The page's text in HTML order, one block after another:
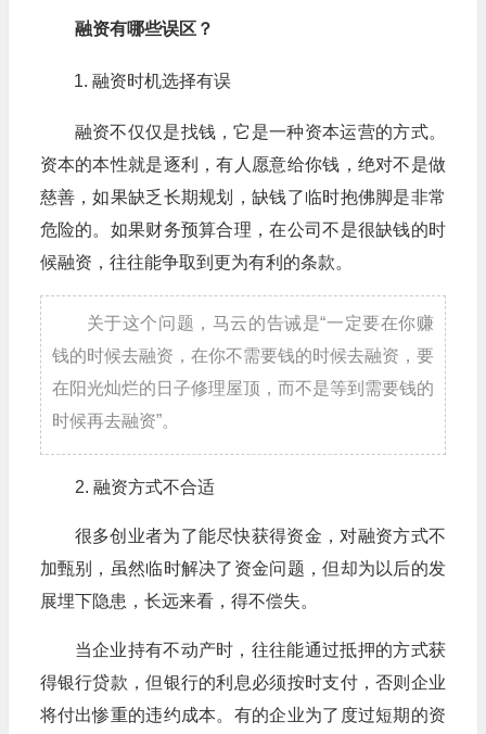
融资有哪些误区？
融资时机选择有误
融资不仅仅是找钱，它是一种资本运营的方式。
资本的本性就是逐利，有人愿意给你钱，绝对不是做
慈善，如果缺乏长期规划，缺钱了临时抱佛脚是非常
危险的。如果财务预算合理，在公司不是很缺钱的时
候融资，往往能争取到更为有利的条款。
关于这个问题，马云的告诫是“一定要在你赚
钱的时候去融资，在你不需要钱的时候去融资，要
在阳光灿烂的日子修理屋顶，而不是等到需要钱的
时候再去融资”。
2. 融资方式不合适
很多创业者为了能尽快获得资金，对融资方式不
加甄别，虽然临时解决了资金问题，但却为以后的发
展埋下隐患，长远来看，得不偿失。
当企业持有不动产时，往往能通过抵押的方式获
得银行贷款，但银行的利息必须按时支付，否则企业
将付出惨重的违约成本。有的企业为了度过短期的资